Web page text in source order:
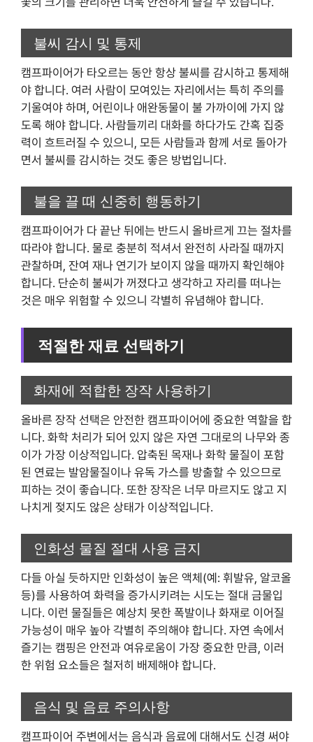
불씨 감시 및 통제
캠프파이어가 타오르는 동안 항상 불씨를 감시하고 통제해
야 합니다. 여러 사람이 모여있는 자리에서는 특히 주의를
기울여야 하며, 어린이나 애완동물이 불 가까이에 가지 않
도록 해야 합니다. 사람들끼리 대화를 하다가도 간혹 집중
력이 흐트러질 수 있으니, 모든 사람들과 함께 서로 돌아가
면서 불씨를 감시하는 것도 좋은 방법입니다.
불을 끌 때 신중히 행동하기
캠프파이어가 다 끝난 뒤에는 반드시 올바르게 끄는 절차를
따라야 합니다. 물로 충분히 적셔서 완전히 사라질 때까지
관찰하며, 잔여 재나 연기가 보이지 않을 때까지 확인해야
합니다. 단순히 불씨가 꺼졌다고 생각하고 자리를 떠나는
것은 매우 위험할 수 있으니 각별히 유념해야 합니다.
적절한 재료 선택하기
화재에 적합한 장작 사용하기
올바른 장작 선택은 안전한 캠프파이어에 중요한 역할을 합
니다. 화학 처리가 되어 있지 않은 자연 그대로의 나무와 종
이가 가장 이상적입니다. 압축된 목재나 화학 물질이 포함
된 연료는 발암물질이나 유독 가스를 방출할 수 있으므로
피하는 것이 좋습니다. 또한 장작은 너무 마르지도 않고 지
나치게 젖지도 않은 상태가 이상적입니다.
인화성 물질 절대 사용 금지
다들 아실 듯하지만 인화성이 높은 액체(예: 휘발유, 알코올
등)를 사용하여 화력을 증가시키려는 시도는 절대 금물입
니다. 이런 물질들은 예상치 못한 폭발이나 화재로 이어질
가능성이 매우 높아 각별히 주의해야 합니다. 자연 속에서
즐기는 캠핑은 안전과 여유로움이 가장 중요한 만큼, 이러
한 위험 요소들은 철저히 배제해야 합니다.
음식 및 음료 주의사항
캠프파이어 주변에서는 음식과 음료에 대해서도 신경 써야